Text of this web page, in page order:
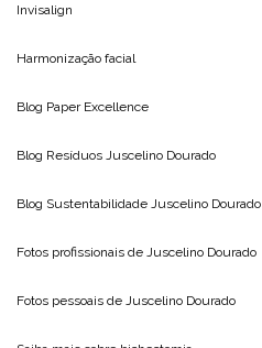
Invisalign
Harmonização facial
Blog Paper Excellence
Blog Resíduos Juscelino Dourado
Blog Sustentabilidade Juscelino Dourado
Fotos profissionais de Juscelino Dourado
Fotos pessoais de Juscelino Dourado